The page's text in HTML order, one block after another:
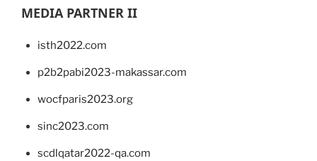
MEDIA PARTNER II
isth2022.com
p2b2pabi2023-makassar.com
wocfparis2023.org
sinc2023.com
scdlqatar2022-qa.com